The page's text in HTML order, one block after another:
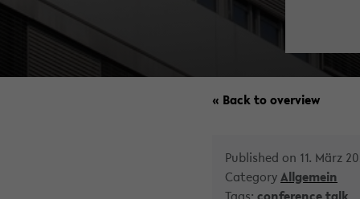
« Back to overview
Published on 11. März
CategoryAllgemein